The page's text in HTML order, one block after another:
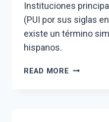
Instituciones
(PUI por sus siglas
existe un término
hispanos.
READ MORE PRIMARILY